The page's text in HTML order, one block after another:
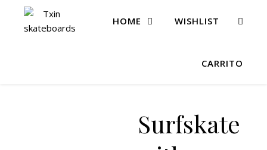
HOME WISHLIST
CARRITO
Surfskate